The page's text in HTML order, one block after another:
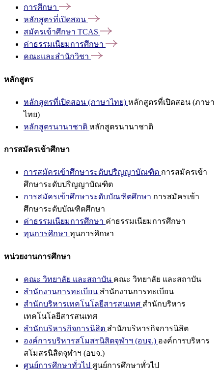
การศึกษา
หลักสูตรที่เปิดสอน
สมัครเข้าศึกษา TCAS
ค่าธรรมเนียมการศึกษา
คณะและสำนักวิชา
หลักสูตร
หลักสูตรที่เปิดสอน (ภาษาไทย) หลักสูตรที่เปิดสอน (ภาษา
ไทย)
หลักสูตรนานาชาติ หลักสูตรนานาชาติ
การสมัครเข้าศึกษา
การสมัครเข้าศึกษาระดับปริญญาบัณฑิต การสมัครเข้า
ศึกษาระดับปริญญาบัณฑิต
การสมัครเข้าศึกษาระดับบัณฑิตศึกษา การสมัครเข้า
ศึกษาระดับบัณฑิตศึกษา
ค่าธรรมเนียมการศึกษา ค่าธรรมเนียมการศึกษา
ทุนการศึกษา ทุนการศึกษา
หน่วยงานการศึกษา
คณะ วิทยาลัย และสถาบัน คณะ วิทยาลัย และสถาบัน
สำนักงานการทะเบียน สำนักงานการทะเบียน
สำนักบริหารเทคโนโลยีสารสนเทศ สำนักบริหาร
เทคโนโลยีสารสนเทศ
สำนักบริหารกิจการนิสิต สำนักบริหารกิจการนิสิต
องค์การบริหารสโมสรนิสิตจุฬาฯ (อบจ.) องค์การบริหาร
สโมสรนิสิตจุฬาฯ (อบจ.)
ศูนย์การศึกษาทั่วไป ศูนย์การศึกษาทั่วไป